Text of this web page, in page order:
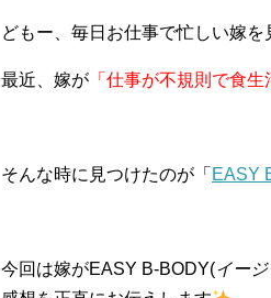
どもー、毎日お仕事で忙しい嫁を
最近、嫁が 「仕事が不規則で食生
そんな時に見つけたのが「 EASY
今回は嫁がEASY B-BODY(イー